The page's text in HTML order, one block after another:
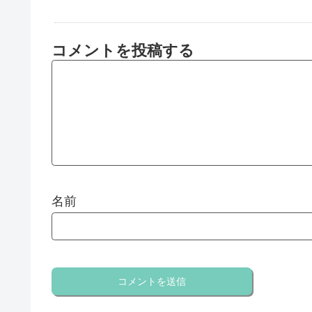
コメントを投稿する
名前